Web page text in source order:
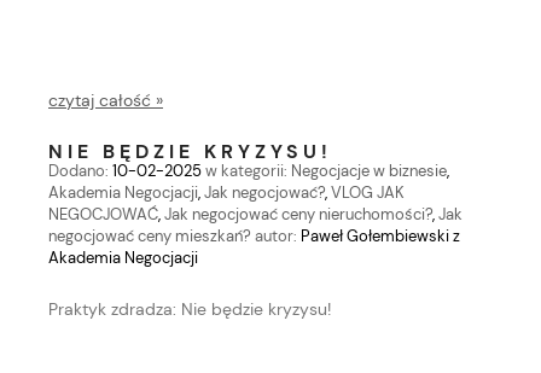
czytaj całość »
NIE BĘDZIE KRYZYSU!
Dodano: 10-02-2025w kategorii: Negocjacje w biznesie,
Akademia Negocjacji,Jak negocjować?,VLOG JAK
NEGOCJOWAĆ,Jak negocjować ceny nieruchomości?,Jak
negocjować ceny mieszkań? autor: Paweł Gołembiewski z
Akademia Negocjacji
Praktyk zdradza: Nie będzie kryzysu!